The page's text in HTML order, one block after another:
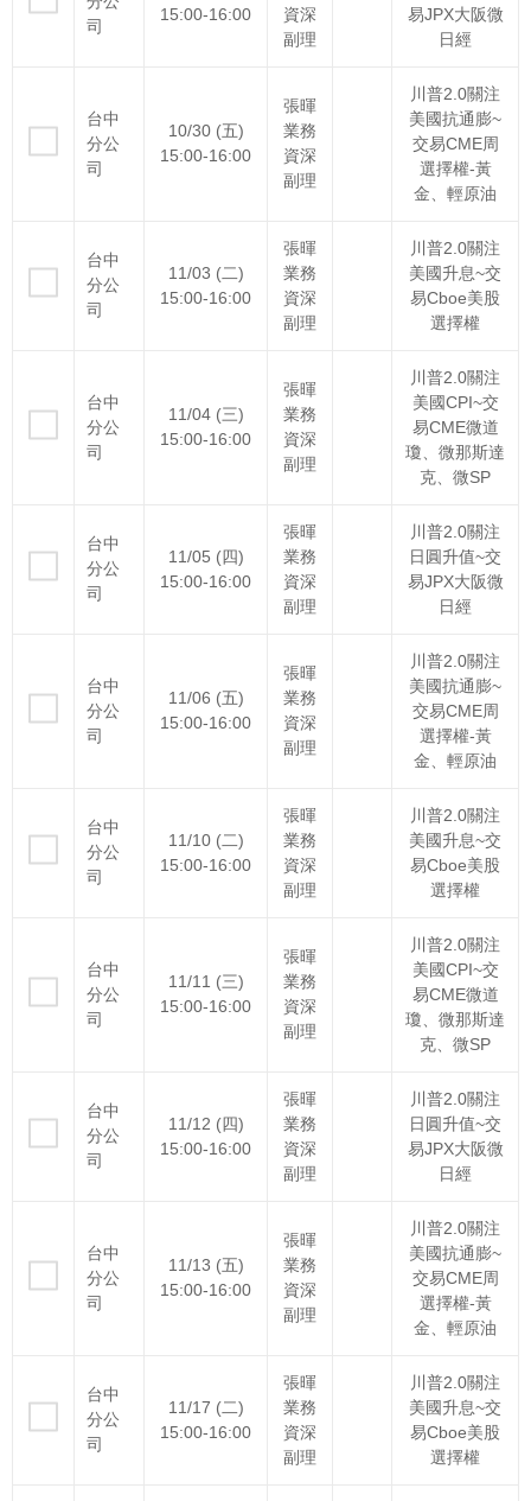
司
15:00-16:00
資深
副理
易JPX大阪微
日經
台中
分公
司
10/30 (五)
15:00-16:00
張暉
業務
資深
副理
川普2.0關注
美國抗通膨~
交易CME周
選擇權-黃
金、輕原油
台中
分公
司
11/03 (二)
15:00-16:00
張暉
業務
資深
副理
川普2.0關注
美國升息~交
易Cboe美股
選擇權
台中
分公
司
11/04 (三)
15:00-16:00
張暉
業務
資深
副理
川普2.0關注
美國CPI~交
易CME微道
瓊、微那斯達
克、微SP
台中
分公
司
11/05 (四)
15:00-16:00
張暉
業務
資深
副理
川普2.0關注
日圓升值~交
易JPX大阪微
日經
台中
分公
司
11/06 (五)
15:00-16:00
張暉
業務
資深
副理
川普2.0關注
美國抗通膨~
交易CME周
選擇權-黃
金、輕原油
台中
分公
司
11/10 (二)
15:00-16:00
張暉
業務
資深
副理
川普2.0關注
美國升息~交
易Cboe美股
選擇權
台中
分公
司
11/11 (三)
15:00-16:00
張暉
業務
資深
副理
川普2.0關注
美國CPI~交
易CME微道
瓊、微那斯達
克、微SP
台中
分公
司
11/12 (四)
15:00-16:00
張暉
業務
資深
副理
川普2.0關注
日圓升值~交
易JPX大阪微
日經
台中
分公
司
11/13 (五)
15:00-16:00
張暉
業務
資深
副理
川普2.0關注
美國抗通膨~
交易CME周
選擇權-黃
金、輕原油
台中
分公
司
11/17 (二)
15:00-16:00
張暉
業務
資深
副理
川普2.0關注
美國升息~交
易Cboe美股
選擇權